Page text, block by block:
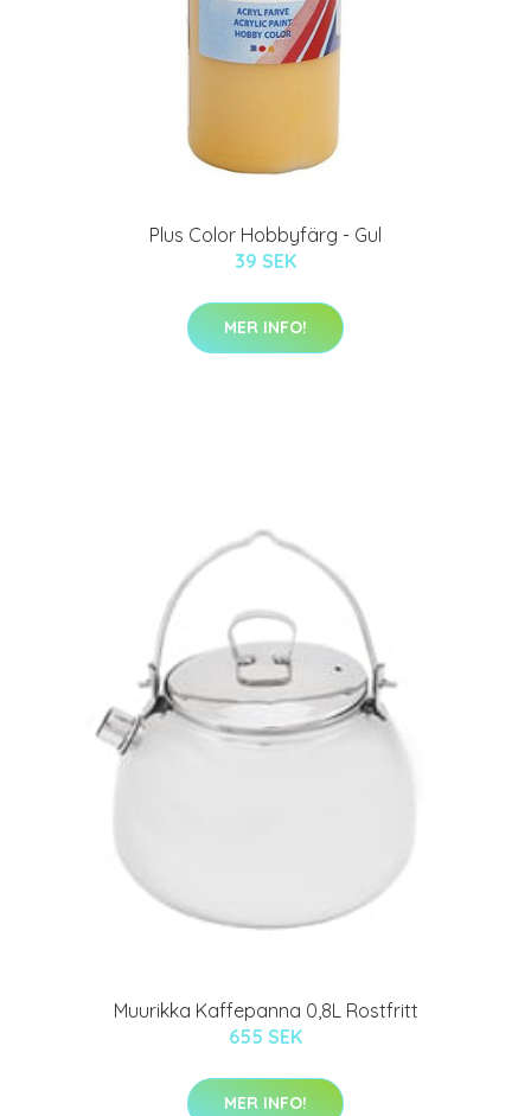
Plus Color Hobbyfärg - Gul
39 SEK
MER INFO!
Muurikka Kaffepanna 0,8L Rostfritt
655 SEK
MER INFO!